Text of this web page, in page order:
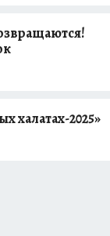
халатах-2025»